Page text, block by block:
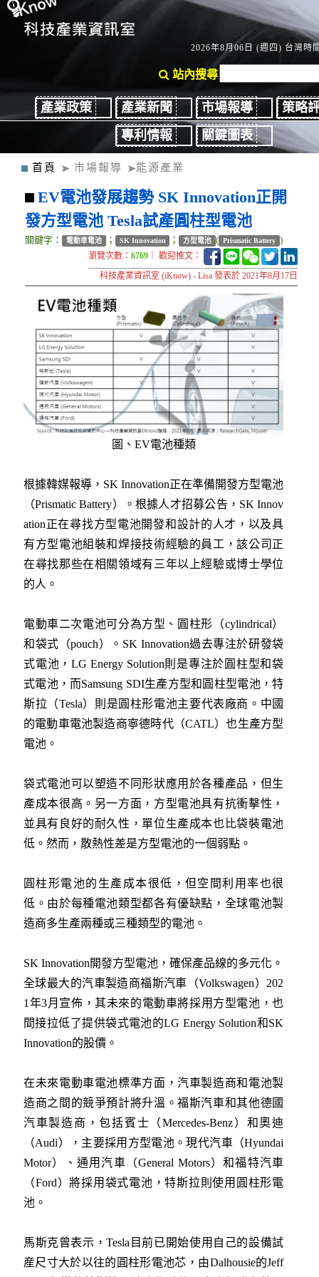
2026年8月06日 (週四) 台灣時
站內搜尋
產業政策 產業新聞 市場報導
策略
專利情報
關鍵圖表
首頁 市場報導 能源產業
EV電池發展趨勢 SK Innovation正開
發方型電池 Tesla試產圓柱型電池
關鍵字： 電動車電池 ； SK Innovation ； 方型電池 ( Prismatic Battery )
瀏覽次數：6769 ｜ 歡迎推文：
科技產業資訊室 (iKnow) - Lisa 發表於 2021年8月17日
圖、EV電池種類
根據韓媒報導，SK Innovation正在準備開發方型電池
（Prismatic Battery）。根據人才招募公告，SK Innov
ation正在尋找方型電池開發和設計的人才，以及具
有方型電池組裝和焊接技術經驗的員工，該公司正
在尋找那些在相關領域有三年以上經驗或博士學位
的人。
電動車二次電池可分為方型、圓柱形（cylindrical）
和袋式（pouch）。SK Innovation過去專注於研發袋
式電池，LG Energy Solution則是專注於圓柱型和袋
式電池，而Samsung SDI生產方型和圓柱型電池，特
斯拉（Tesla）則是圓柱形電池主要代表廠商。中國
的電動車電池製造商寧德時代（CATL）也生產方型
電池。
袋式電池可以塑造不同形狀應用於各種產品，但生
產成本很高。另一方面，方型電池具有抗衝擊性，
並具有良好的耐久性，單位生產成本也比袋裝電池
低。然而，散熱性差是方型電池的一個弱點。
圓柱形電池的生產成本很低，但空間利用率也很
低。由於每種電池類型都各有優缺點，全球電池製
造商多生產兩種或三種類型的電池。
SK Innovation開發方型電池，確保產品線的多元化。
全球最大的汽車製造商福斯汽車（Volkswagen）202
1年3月宣佈，其未來的電動車將採用方型電池，也
間接拉低了提供袋式電池的LG Energy Solution和SK
Innovation的股價。
在未來電動車電池標準方面，汽車製造商和電池製
造商之間的競爭預計將升溫。福斯汽車和其他德國
汽車製造商，包括賓士（Mercedes-Benz）和奧迪
（Audi），主要採用方型電池。現代汽車（Hyundai
Motor）、通用汽車（General Motors）和福特汽車
（Ford）將採用袋式電池，特斯拉則使用圓柱形電
池。
馬斯克曾表示，Tesla目前已開始使用自己的設備試
産尺寸大於以往的圓柱形電池芯，由Dalhousie的Jeff